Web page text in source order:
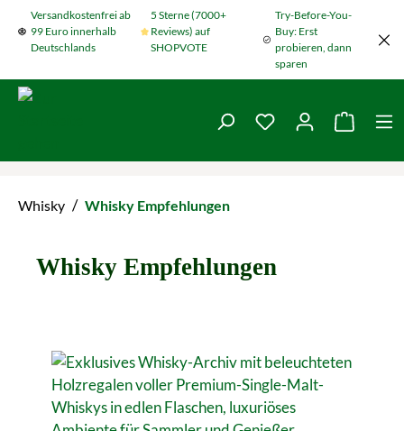
Zum Hauptinhalt springen
Versandkostenfrei ab
99 Euro innerhalb
Deutschlands
5 Sterne (7000+
Reviews) auf
SHOPVOTE
Try-Before-You-
Buy: Erst
probieren, dann
sparen
Du hast 0
Whisky / Whisky Empfehlungen
Whisky Empfehlungen